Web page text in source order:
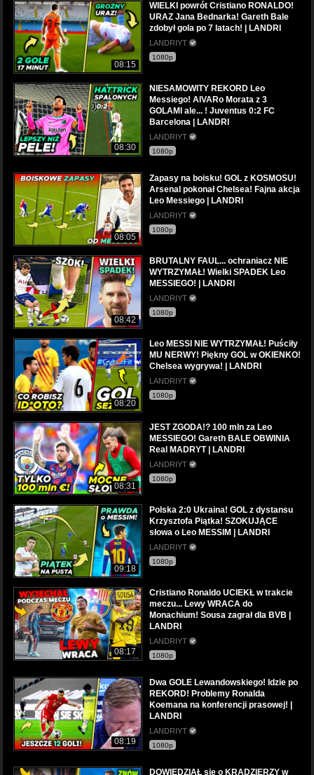
08:15
WIELKI powrót Cristiano RONALDO!
URAZ Jana Bednarka! Gareth Bale
zdobył gola po 7 latach! | LANDRI
LANDRIYT
1080p
08:30
NIESAMOWITY REKORD Leo
Messiego! AlVARo Morata z 3
GOLAMI ale... ! Juventus 0:2 FC
Barcelona | LANDRI
LANDRIYT
1080p
08:05
Zapasy na boisku! GOL z KOSMOSU!
Arsenal pokonał Chelsea! Fajna akcja
Leo Messiego | LANDRI
LANDRIYT
1080p
08:42
BRUTALNY FAUL... ochraniacz NIE
WYTRZYMAŁ! Wielki SPADEK Leo
MESSIEGO! | LANDRI
LANDRIYT
1080p
08:20
Leo MESSI NIE WYTRZYMAŁ! Puściły
MU NERWY! Piękny GOL w OKIENKO!
Chelsea wygrywa! | LANDRI
LANDRIYT
1080p
08:31
JEST ZGODA!? 100 mln za Leo
MESSIEGO! Gareth BALE OBWINIA
Real MADRYT | LANDRI
LANDRIYT
1080p
09:18
Polska 2:0 Ukraina! GOL z dystansu
Krzysztofa Piątka! SZOKUJĄCE
słowa o Leo MESSIM | LANDRI
LANDRIYT
1080p
08:17
Cristiano Ronaldo UCIEKŁ w trakcie
meczu... Lewy WRACA do
Monachium! Sousa zagrał dla BVB |
LANDRI
LANDRIYT
1080p
08:19
Dwa GOLE Lewandowskiego! Idzie po
REKORD! Problemy Ronalda
Koemana na konferencji prasowej! |
LANDRI
LANDRIYT
1080p
DOWIEDZIAŁ się o KRADZIERZY w